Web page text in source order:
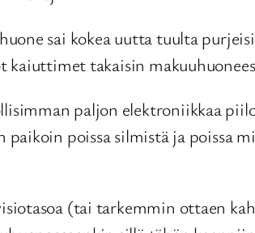
sai kokea uutta tuulta
takaisin
paljon elektroniikkaa
poissa silmistä ja poissa
(tai tarkemmin ottaen